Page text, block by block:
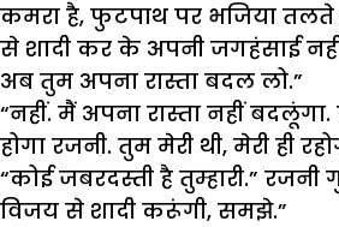
कमरा है, फुटपाथ पर भजिया
से शादी कर के अपनी जगहंसाई नहीं
अब तुम अपना रास्ता बदल लो.”
“नहीं. मैं अपना रास्ता नहीं
होगा रजनी. तुम मेरी थी, मेरी ही
“कोई जबरदस्ती है तुम्हारी.”
विजय से शादी करूंगी, समझे.”